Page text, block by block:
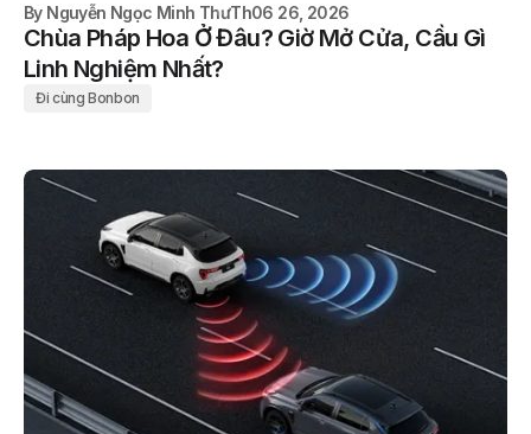
By Nguyễn Ngọc Minh ThưTh06 26, 2026
Chùa Pháp Hoa Ở Đâu? Giờ Mở Cửa, Cầu Gì
Linh Nghiệm Nhất?
Đi cùng Bonbon